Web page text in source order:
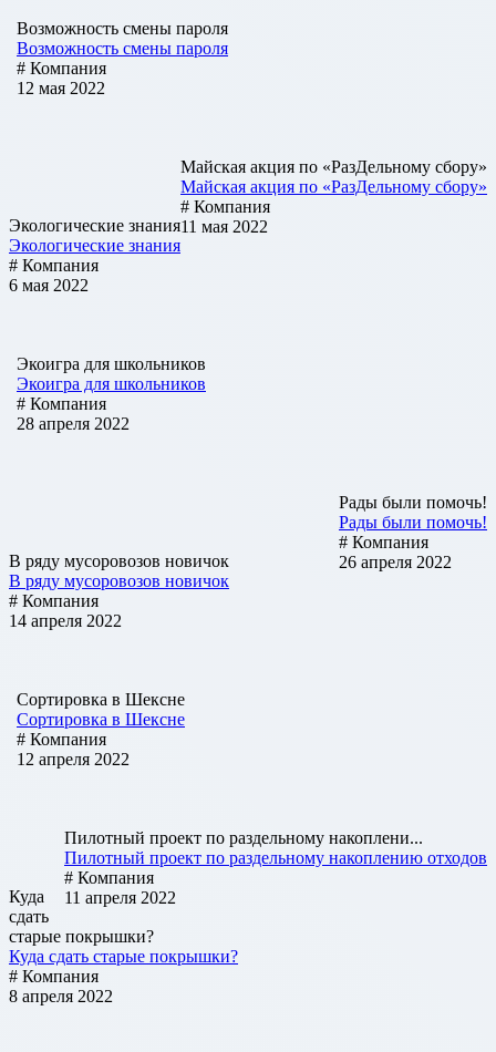
Возможность смены пароля
Возможность смены пароля
# Компания
12 мая 2022
Майская акция по «РазДельному сбору»
Майская акция по «РазДельному сбору»
# Компания
11 мая 2022
Экологические знания
Экологические знания
# Компания
6 мая 2022
Экоигра для школьников
Экоигра для школьников
# Компания
28 апреля 2022
Рады были помочь!
Рады были помочь!
# Компания
26 апреля 2022
В ряду мусоровозов новичок
В ряду мусоровозов новичок
# Компания
14 апреля 2022
Сортировка в Шексне
Сортировка в Шексне
# Компания
12 апреля 2022
Пилотный проект по раздельному накоплени...
Пилотный проект по раздельному накоплению отходов
# Компания
11 апреля 2022
Куда
сдать
старые покрышки?
Куда сдать старые покрышки?
# Компания
8 апреля 2022